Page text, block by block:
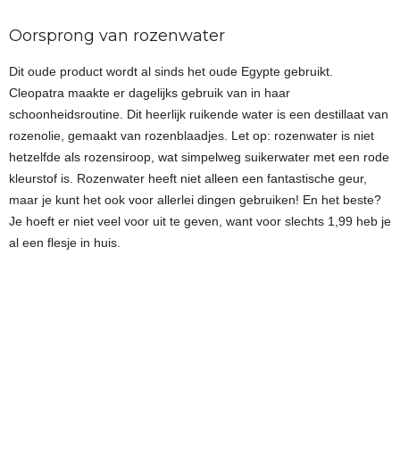
Oorsprong van rozenwater
Dit oude product wordt al sinds het oude Egypte gebruikt.
Cleopatra maakte er dagelijks gebruik van in haar
schoonheidsroutine. Dit heerlijk ruikende water is een destillaat van
rozenolie, gemaakt van rozenblaadjes. Let op: rozenwater is niet
hetzelfde als rozensiroop, wat simpelweg suikerwater met een rode
kleurstof is. Rozenwater heeft niet alleen een fantastische geur,
maar je kunt het ook voor allerlei dingen gebruiken! En het beste?
Je hoeft er niet veel voor uit te geven, want voor slechts 1,99 heb je
al een flesje in huis.